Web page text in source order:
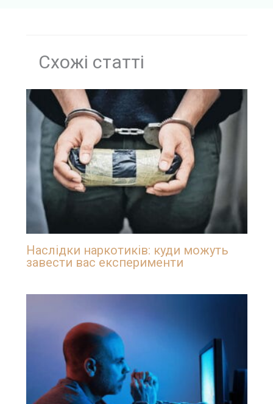
Схожі статті
Наслідки наркотиків: куди можуть
завести вас експерименти